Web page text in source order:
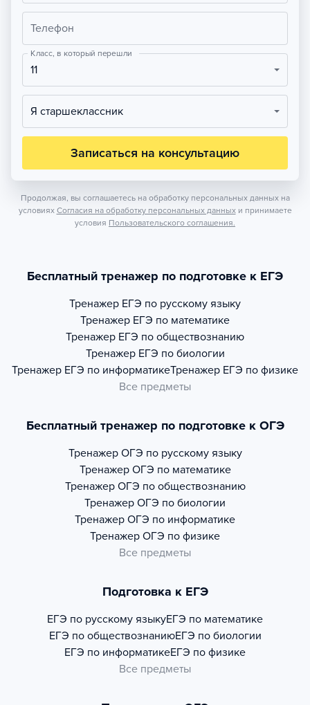
Телефон
Класс, в который перешли
11
Я старшеклассник
Записаться на консультацию
Продолжая, вы соглашаетесь на обработку персональных данных на
условиях Согласия на обработку персональных данных и принимаете
условия Пользовательского соглашения.
Бесплатный тренажер по подготовке к ЕГЭ
Тренажер ЕГЭ по русскому языку
Тренажер ЕГЭ по математике
Тренажер ЕГЭ по обществознанию
Тренажер ЕГЭ по биологии
Тренажер ЕГЭ по информатикеТренажер ЕГЭ по физике
Все предметы
Бесплатный тренажер по подготовке к ОГЭ
Тренажер ОГЭ по русскому языку
Тренажер ОГЭ по математике
Тренажер ОГЭ по обществознанию
Тренажер ОГЭ по биологии
Тренажер ОГЭ по информатике
Тренажер ОГЭ по физике
Все предметы
Подготовка к ЕГЭ
ЕГЭ по русскому языкуЕГЭ по математике
ЕГЭ по обществознаниюЕГЭ по биологии
ЕГЭ по информатикеЕГЭ по физике
Все предметы